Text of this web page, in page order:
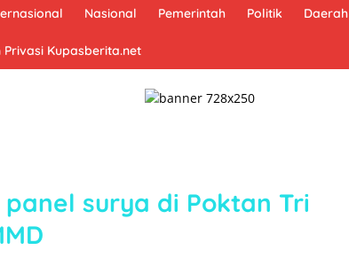
Nasional Pemerintah Politik Daerah
Privasi Kupasberita.net
surya di Poktan Tri